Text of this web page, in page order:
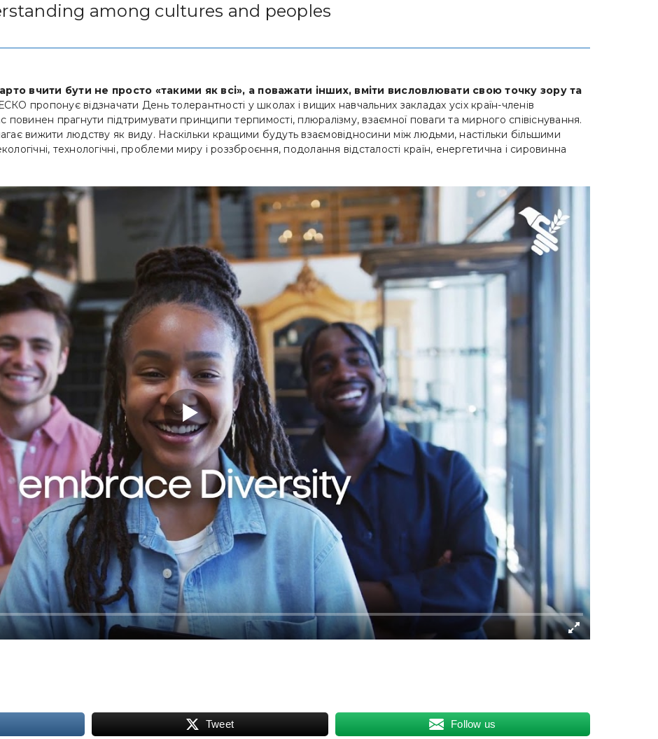
among cultures and peoples
вчити бути не просто «такими як всі», а поважати інших, вміти висловлювати свою точку зору та
пропонує відзначати День толерантності у школах і вищих навчальних закладах усіх країн-членів
повинен прагнути підтримувати принципи терпимості, плюралізму, взаємної поваги та мирного співіснування.
вижити людству як виду. Наскільки кращими будуть взаємовідносини між людьми, настільки більшими
технологічні, проблеми миру і роззброєння, подолання відсталості країн, енергетична і сировинна
Tweet Follow us